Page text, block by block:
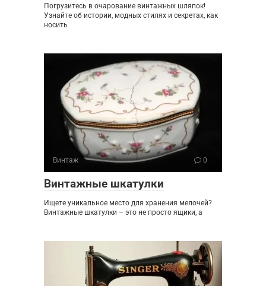
Погрузитесь в очарование винтажных шляпок!
Узнайте об истории, модных стилях и секретах, как
носить
Винтаж 0
Винтажные шкатулки
Ищете уникальное место для хранения мелочей?
Винтажные шкатулки – это не просто ящики, а